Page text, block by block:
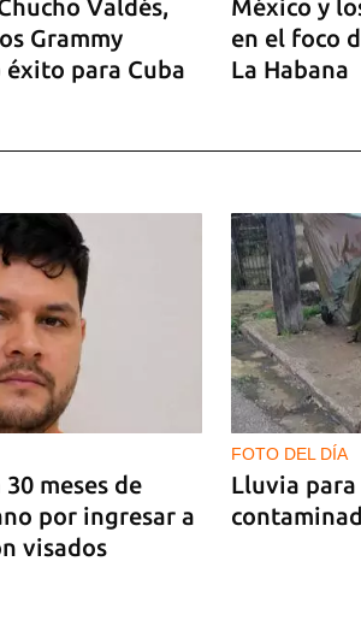
Valdés,
Grammy
para Cuba
México y
en el foco
La Habana
30 meses de
por ingresar a
visados
FOTO DEL DÍA
Lluvia para